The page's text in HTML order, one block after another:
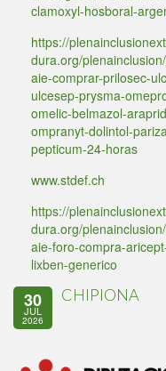
clamoxyl-hosboral-
https://
dura.org/
aie-comprar-prilosec-
ulcesep-prysma-
omelic-belmazol-
ompranyt-dolintol-
pepticum-24-horas
www.stdef.ch
https://
dura.org/
aie-foro-compra-
lixben-generico
30
JUL
2026
CHIPIONA